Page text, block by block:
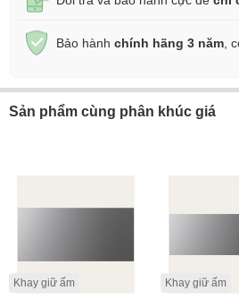
Bảo hành chính hãng 3 năm ,
Sản phẩm cùng phân khúc giá
Khay giữ ấm Khay giữ ấm